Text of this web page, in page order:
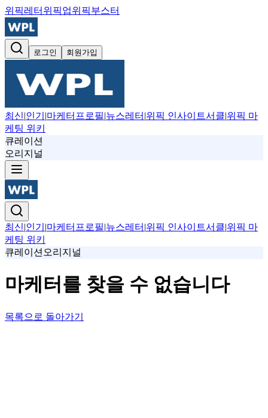
위픽레터 위픽업위픽부스터
로그인 회원가입
최신|인기 |마케터프로필|뉴스레터 |위픽 인사이트서클|위픽 마
케팅 위키
큐레이션
오리지널
최신|인기 |마케터프로필|뉴스레터 |위픽 인사이트서클|위픽 마
케팅 위키
큐레이션 오리지널
마케터를 찾을 수 없습니다
목록으로 돌아가기